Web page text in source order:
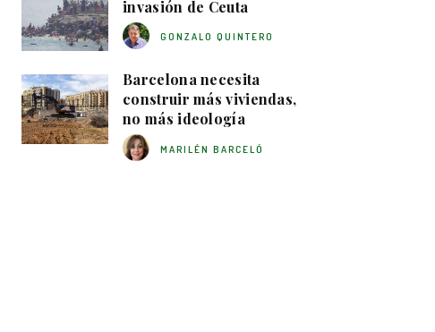
invasión de Ceuta
GONZALO QUINTERO
Barcelona necesita
construir más viviendas,
no más ideología
MARILÉN BARCELÓ